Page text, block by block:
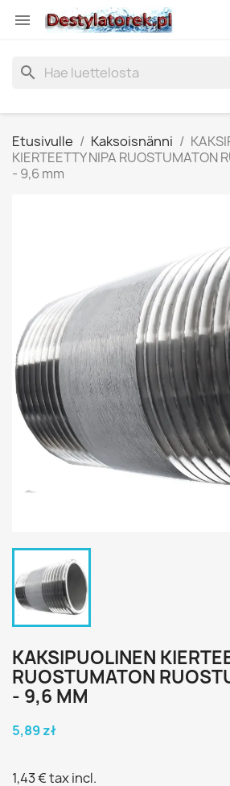

search
Etusivulle Kaksoisnänni
KIERTEETTY NIPA RUOSTUMATON
- 9,6 mm
KAKSIPUOLINEN
RUOSTUMATON
- 9,6 MM
5,89 zł
1,43 €tax incl.